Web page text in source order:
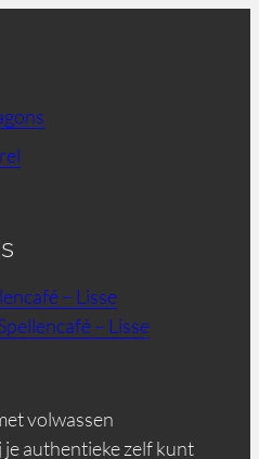
– Lisse
– Lisse
volwassen
authentieke zelf kunt